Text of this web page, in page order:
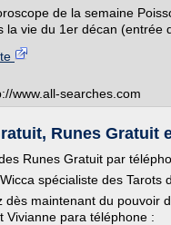
de la semaine
la vie du 1er décan (entrée
www.all-searches.com
Runes Gratuit
Runes Gratuit par
spécialiste des Tarots
dès maintenant du pouvoir
Vivianne para téléphone :